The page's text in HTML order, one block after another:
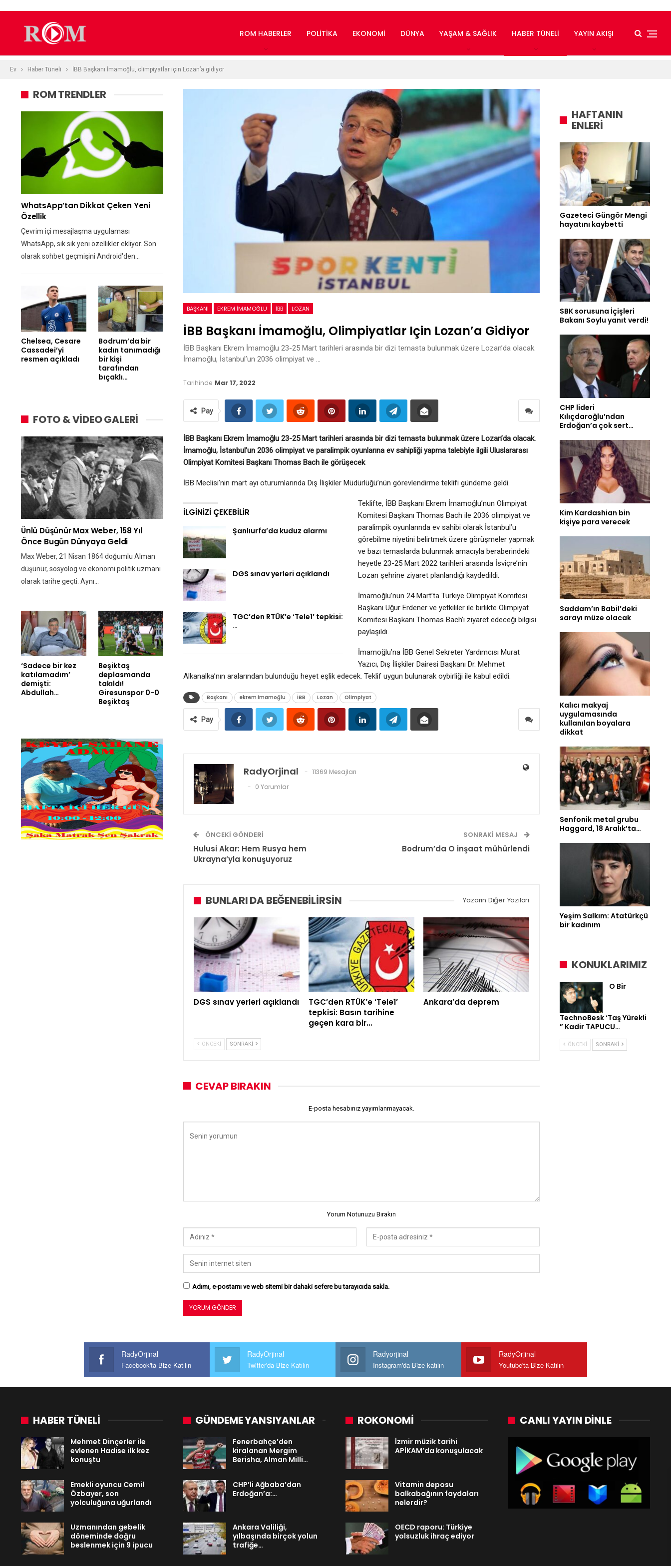
ROM HABERLER POLITIKA EKONOMI DÜNYA YAŞAM & SAĞLIK HABER TÜNELI YAYIN AKIŞI
Ev Haber Tüneli İBB Başkanı İmamoğlu, olimpiyatlar için Lozan’a gidiyor
BAŞKANI EKREM IMAMOĞLU İBB LOZAN
İBB Başkanı İmamoğlu, Olimpiyatlar Için Lozan’a Gidiyor
İBB Başkanı Ekrem İmamoğlu 23-25 Mart tarihleri arasında bir dizi temasta bulunmak üzere Lozan’da olacak.
İmamoğlu, İstanbul’un 2036 olimpiyat ve …
Tarihinde Mar 17, 2022
Pay
İBB Başkanı Ekrem İmamoğlu 23-25 Mart tarihleri arasında bir dizi temasta bulunmak üzere Lozan’da olacak.
İmamoğlu, İstanbul’un 2036 olimpiyat ve paralimpik oyunlarına ev sahipliği yapma talebiyle ilgili Uluslararası
Olimpiyat Komitesi Başkanı Thomas Bach ile görüşecek
İBB Meclisi’nin mart ayı oturumlarında Dış İlişkiler Müdürlüğü’nün görevlendirme teklifi gündeme geldi.
İLGINIZI ÇEKEBILIR
Şanlıurfa’da kuduz alarmı
DGS sınav yerleri açıklandı
TGC’den RTÜK’e ‘Tele1’ tepkisi:
…
Teklifte, İBB Başkanı Ekrem İmamoğlu’nun Olimpiyat
Komitesi Başkanı Thomas Bach ile 2036 olimpiyat ve
paralimpik oyunlarında ev sahibi olarak İstanbul’u
görebilme niyetini belirtmek üzere görüşmeler yapmak
ve bazı temaslarda bulunmak amacıyla beraberindeki
heyetle 23-25 Mart 2022 tarihleri arasında İsviçre’nin
Lozan şehrine ziyaret planlandığı kaydedildi.
İmamoğlu’nun 24 Mart’ta Türkiye Olimpiyat Komitesi
Başkanı Uğur Erdener ve yetkililer ile birlikte Olimpiyat
Komitesi Başkanı Thomas Bach’ı ziyaret edeceği bilgisi
paylaşıldı.
İmamoğlu’na İBB Genel Sekreter Yardımcısı Murat
Yazıcı, Dış İlişkiler Dairesi Başkanı Dr. Mehmet
Alkanalka’nın aralarından bulunduğu heyet eşlik edecek. Teklif uygun bulunarak oybirliği ile kabul edildi.
Başkanı ekrem imamoğlu İBB Lozan Olimpiyat
Pay
RadyOrjinal
11369 Mesajları
0 Yorumlar
ÖNCEKI GÖNDERI
Hulusi Akar: Hem Rusya hem
Ukrayna’yla konuşuyoruz
SONRAKI MESAJ
Bodrum’da O inşaat mühürlendi
BUNLARI DA BEĞENEBILIRSIN Yazarın Diğer Yazıları
DGS sınav yerleri açıklandı
TGC’den RTÜK’e ‘Tele1’
tepkisi: Basın tarihine
geçen kara bir…
Ankara’da deprem
ÖNCEKI SONRAKI
CEVAP BIRAKIN
E-posta hesabınız yayımlanmayacak.
Yorum Notunuzu Bırakın
Adımı, e-postamı ve web sitemi bir dahaki sefere bu tarayıcıda sakla.
ROM TRENDLER
WhatsApp’tan Dikkat Çeken Yeni
Özellik
Çevrim içi mesajlaşma uygulaması
WhatsApp, sık sık yeni özellikler ekliyor. Son
olarak sohbet geçmişini Android'den…
Chelsea, Cesare
Cassadei’yi
resmen açıkladı
Bodrum’da bir
kadın tanımadığı
bir kişi
tarafından
bıçaklı…
FOTO & VİDEO GALERİ
Ünlü Düşünür Max Weber, 158 Yıl
Önce Bugün Dünyaya Geldi
Max Weber, 21 Nisan 1864 doğumlu Alman
düşünür, sosyolog ve ekonomi politik uzmanı
olarak tarihe geçti. Aynı…
‘Sadece bir kez
katılamadım’
demişti:
Abdullah…
Beşiktaş
deplasmanda
takıldı!
Giresunspor 0-0
Beşiktaş
HAFTANIN
ENLERİ
Gazeteci Güngör Mengi
hayatını kaybetti
SBK sorusuna İçişleri
Bakanı Soylu yanıt verdi!
CHP lideri
Kılıçdaroğlu’ndan
Erdoğan’a çok sert…
Kim Kardashian bin
kişiye para verecek
Saddam’ın Babil’deki
sarayı müze olacak
Kalıcı makyaj
uygulamasında
kullanılan boyalara
dikkat
Senfonik metal grubu
Haggard, 18 Aralık’ta…
Yeşim Salkım: Atatürkçü
bir kadınım
KONUKLARIMIZ
O Bir
TechnoBesk ‘Taş Yürekli
” Kadir TAPUCU…
ÖNCEKI SONRAKI
RadyOrjinal
Facebook'ta Bize Katılın
RadyOrjinal
Twitter'da Bize Katılın
Radyorjinal
Instagram'da Bize katılın
RadyOrjinal
Youtube'ta Bize Katılın
HABER TÜNELİ
Mehmet Dinçerler ile
evlenen Hadise ilk kez
konuştu
Emekli oyuncu Cemil
Özbayer, son
yolculuğuna uğurlandı
Uzmanından gebelik
döneminde doğru
beslenmek için 9 ipucu
GÜNDEME YANSIYANLAR
Fenerbahçe’den
kiralanan Mergim
Berisha, Alman Milli…
CHP’li Ağbaba’dan
Erdoğan’a:…
Ankara Valiliği,
yılbaşında birçok yolun
trafiğe…
ROKONOMİ
İzmir müzik tarihi
APİKAM’da konuşulacak
Vitamin deposu
balkabağının faydaları
nelerdir?
OECD raporu: Türkiye
yolsuzluk ihraç ediyor
CANLI YAYIN DINLE